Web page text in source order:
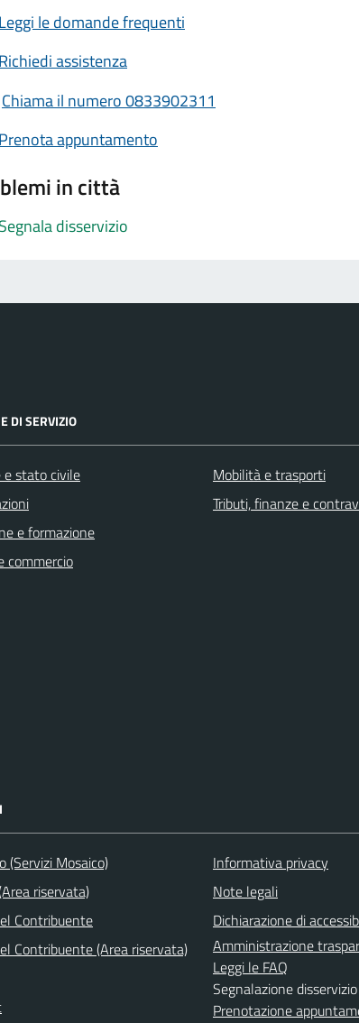
Leggi le domande frequenti
Richiedi assistenza
Chiama il numero 0833902311
Prenota appuntamento
in città
Segnala disservizio
DI SERVIZIO
e stato civile
e formazione
commercio
Mobilità e trasporti
Tributi, finanze e
(Servizi Mosaico)
riservata)
Contribuente
Contribuente (Area riservata)
Informativa privacy
Note legali
Dichiarazione di
Amministrazione
Leggi le FAQ
Segnalazione disservizio
Prenotazione